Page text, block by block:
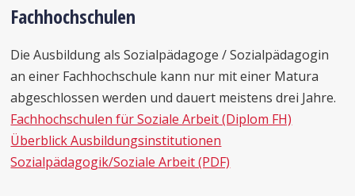
Fachhochschulen
Die Ausbildung als Sozialpädagoge / Sozialpädagogin
an einer Fachhochschule kann nur mit einer Matura
abgeschlossen werden und dauert meistens drei Jahre.
Fachhochschulen für Soziale Arbeit (Diplom FH)
Überblick Ausbildungsinstitutionen
Sozialpädagogik/Soziale Arbeit (PDF)